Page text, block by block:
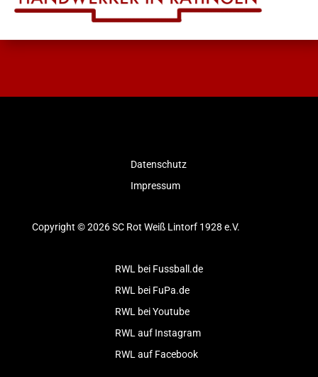
Datenschutz
Impressum
Copyright © 2026 SC Rot Weiß Lintorf 1928 e.V.
RWL bei Fussball.de
RWL bei FuPa.de
RWL bei Youtube
RWL auf Instagram
RWL auf Facebook